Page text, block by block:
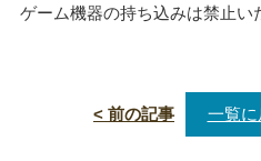
ゲーム機器の持ち込みは禁止
< 前の記事 一覧に